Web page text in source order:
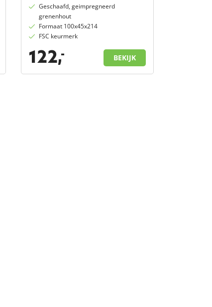
Geschaafd, geimpregneerd
grenenhout
Formaat 100x45x214
FSC keurmerk
122,- BEKIJK